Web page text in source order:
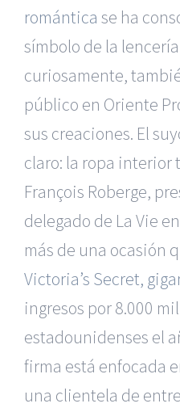
romántica se ha
símbolo de la
curiosamente,
público en Oriente
sus creaciones. El
claro: la ropa interior
François Roberge,
delegado de La Vie
más de una ocasión
Victoria’s Secret,
ingresos por 8.000
estadounidenses el
firma está enfocada
una clientela de